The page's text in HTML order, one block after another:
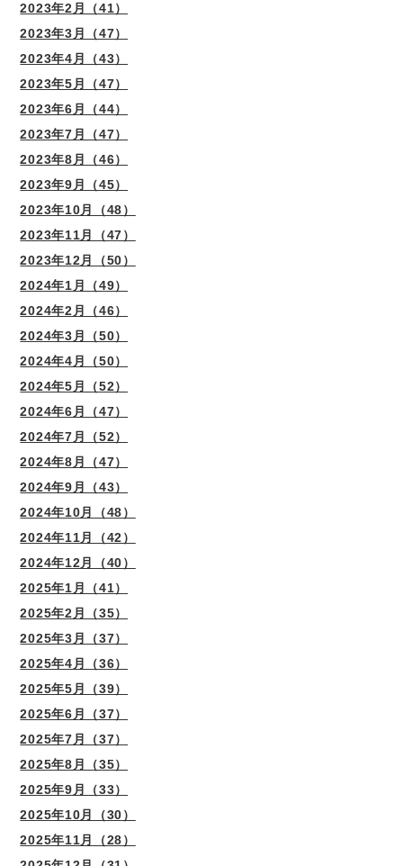
2023年2月（41）
2023年3月（47）
2023年4月（43）
2023年5月（47）
2023年6月（44）
2023年7月（47）
2023年8月（46）
2023年9月（45）
2023年10月（48）
2023年11月（47）
2023年12月（50）
2024年1月（49）
2024年2月（46）
2024年3月（50）
2024年4月（50）
2024年5月（52）
2024年6月（47）
2024年7月（52）
2024年8月（47）
2024年9月（43）
2024年10月（48）
2024年11月（42）
2024年12月（40）
2025年1月（41）
2025年2月（35）
2025年3月（37）
2025年4月（36）
2025年5月（39）
2025年6月（37）
2025年7月（37）
2025年8月（35）
2025年9月（33）
2025年10月（30）
2025年11月（28）